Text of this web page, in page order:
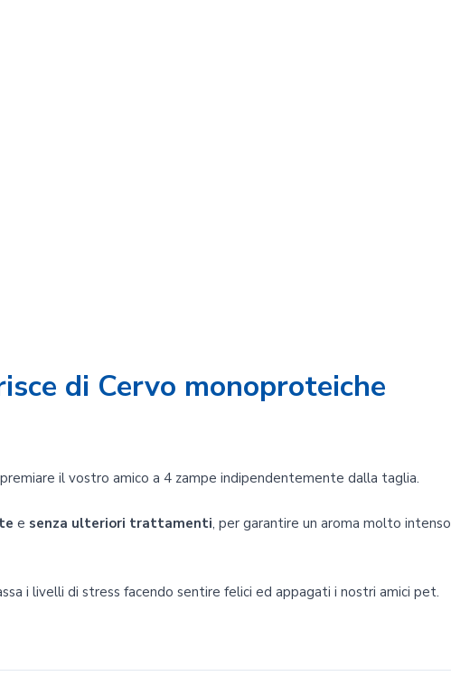
di Cervo monoproteiche
il vostro amico a 4 zampe indipendentemente dalla taglia.
e senza ulteriori trattamenti, per garantire un aroma molto intenso
i livelli di stress facendo sentire felici ed appagati i nostri amici pet.